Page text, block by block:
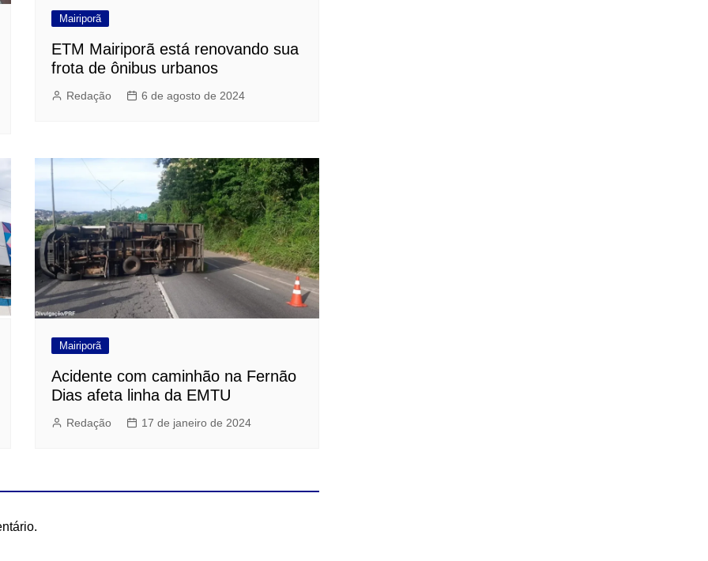
Mairiporã
ETM Mairiporã está renovando sua
frota de ônibus urbanos
Redação 6 de agosto de 2024
Mairiporã
Acidente com caminhão na Fernão
Dias afeta linha da EMTU
Redação 17 de janeiro de 2024